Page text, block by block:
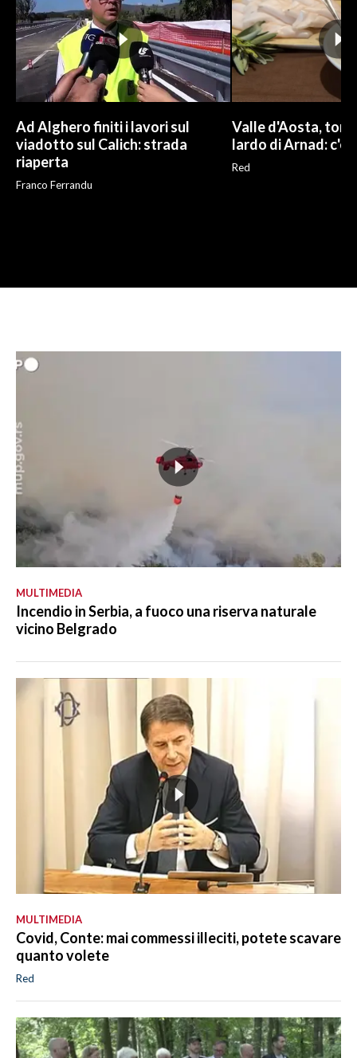
Ad Alghero finiti i lavori sul
viadotto sul Calich: strada
riaperta
Franco Ferrandu
Valle d'Aosta,
lardo di Arnad: c'è
Red
MULTIMEDIA
Incendio in Serbia, a fuoco una riserva naturale
vicino Belgrado
MULTIMEDIA
Covid, Conte: mai commessi illeciti, potete scavare
quanto volete
Red